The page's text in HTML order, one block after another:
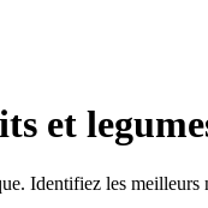
et
Identifiez les